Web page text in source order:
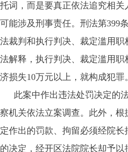
托词，而是要真正依法追究相
可能涉及刑事责任。刑法第399
法裁判和执行判决、裁定滥用职
法解释，执行判决、裁定滥用
济损失10万元以上，就构成犯罪。
此案中作出违法处罚决定的
察机关依法立案调查。此外，根
定作出的罚款、拘留必须经院
的决定，经开区法院院长却予以